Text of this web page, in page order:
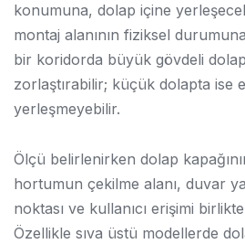
konumuna, dolap içine
montaj alanının fiziksel
bir koridorda büyük gövdeli
zorlaştırabilir; küçük dolapta ise
yerleşmeyebilir.
Ölçü belirlenirken dolap
hortumun çekilme alanı, duvar
noktası ve kullanıcı erişimi
Özellikle sıva üstü modellerde